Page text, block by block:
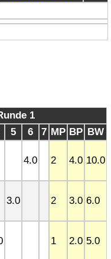
1
5 6 7 MP BP BW
4.0 2 4.0 10.0
3.0 2 3.0 6.0
1 2.0 5.0